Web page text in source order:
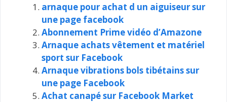
arnaque pour achat d un aiguiseur sur
une page facebook
Abonnement Prime vidéo d’Amazone
Arnaque achats vêtement et matériel
sport sur Facebook
Arnaque vibrations bols tibétains sur
une page Facebook
Achat canapé sur Facebook Market